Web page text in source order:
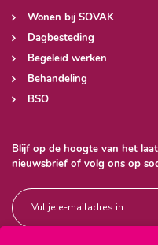
Blijf op de hoogte van het
nieuwsbrief of volg ons op
Wonen bij SOVAK
Dagbesteding
Begeleid werken
Behandeling
BSO